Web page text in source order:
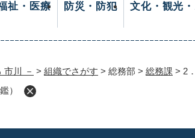
祉・医療 防災・防犯 文化・観光
川 － > 組織でさがす > 総務部 > 総務課 > 2
）